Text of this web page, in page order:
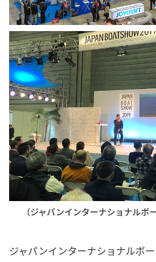
（ジャパンインターナショナルボ
ジャパンインターナショナルボー